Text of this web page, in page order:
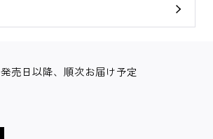
発売日以降、順次お届け予定